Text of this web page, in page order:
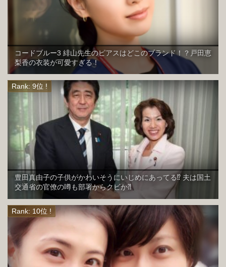
コードブルー3 緋山先生のピアスはどこのブランド！？戸田恵
梨香の衣装が可愛すぎる！
豊田真由子の子供がかわいそうにいじめにあってる⁉︎ 夫は国土
交通省の官僚の噂も部署からクビか⁈